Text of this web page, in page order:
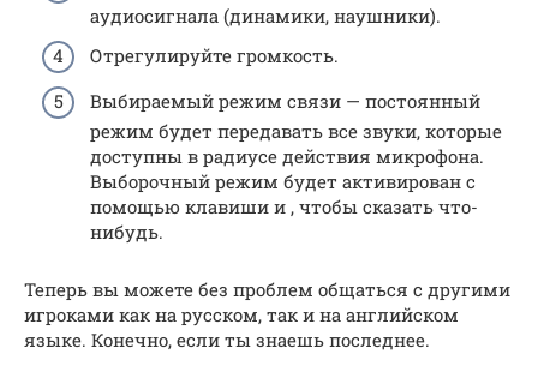
аудиосигнала (динамики, наушники).
Отрегулируйте громкость.
Выбираемый режим связи — постоянный
режим будет передавать все звуки, которые
доступны в радиусе действия микрофона.
Выборочный режим будет активирован с
помощью клавиши и , чтобы сказать что-
нибудь.
Теперь вы можете без проблем общаться с другими
игроками как на русском, так и на английском
языке. Конечно, если ты знаешь последнее.